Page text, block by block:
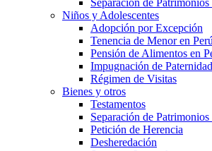
Separación de Patrimonios
Niños y Adolescentes
Adopción por Excepción
Tenencia de Menor en Perú
Pensión de Alimentos en
Impugnación de Paternidad
Régimen de Visitas
Bienes y otros
Testamentos
Separación de Patrimonios
Petición de Herencia
Desheredación